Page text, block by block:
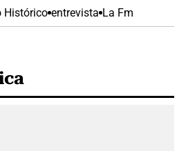
Histórico entrevista La Fm